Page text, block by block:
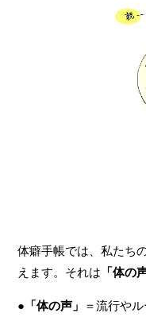
体癖手帳では、私たち
えます。それは 「体の
● 「体の声」
＝流行や